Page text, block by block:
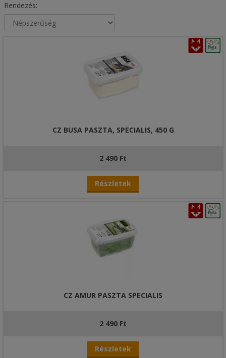
Rendezés:
CZ BUSA PASZTA, SPECIALIS, 450 G
2 490 Ft
Részletek
CZ AMUR PASZTA SPECIALIS
2 490 Ft
Részletek